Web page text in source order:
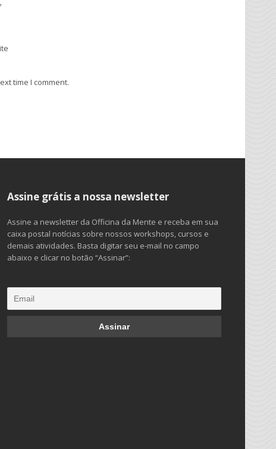
time I comment.
Assine grátis a nossa newsletter
Assine a newsletter da Officina da Mente e receba em sua
caixa postal notícias sobre nossos workshops, cursos e
demais atividades. Basta digitar seu e-mail no campo
abaixo e clicar no botão “Assinar”: